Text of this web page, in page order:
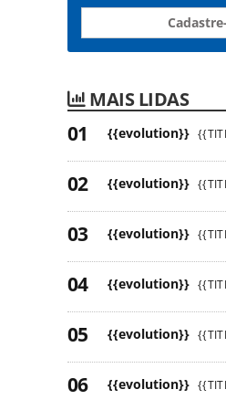
MAIS LIDAS
{{evolution}}
{{evolution}}
{{evolution}}
{{evolution}}
{{evolution}}
{{evolution}}